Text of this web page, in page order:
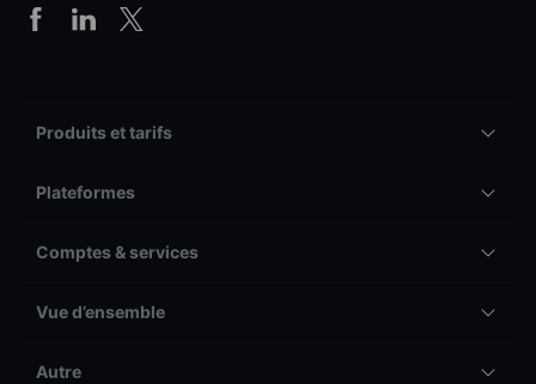
Produits et tarifs
Plateformes
Comptes & services
Vue d’ensemble
Autre